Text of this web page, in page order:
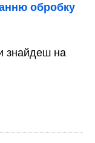
обробку
знайдеш на